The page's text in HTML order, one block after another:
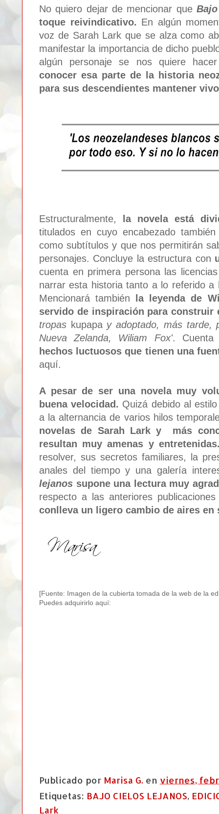
No quiero dejar de mencionar que
toque reivindicativo. En algún
voz de Sarah Lark que se alza como
manifestar la importancia de dicho
algún personaje se nos quiere
conocer esa parte de la historia
para sus descendientes mantener
Estructuralmente, la novela está
titulados en cuyo encabezado
como subtítulos y que nos permitirán
personajes. Concluye la estructura con
cuenta en primera persona las
narrar esta historia tanto a lo referido
Mencionará también la leyenda de
servido de inspiración para construir
tropas kupapay adoptado, más tarde,
Nueva Zelanda, Wiliam Fox'.
hechos luctuosos que tienen una
aquí.
A pesar de ser una novela muy
buena velocidad. Quizá debido al
a la alternancia de varios hilos
novelas de Sarah Lark y más
resultan muy amenas y
resolver, sus secretos familiares, la
anales del tiempo y una galería
lejanos supone una lectura muy
respecto a las anteriores
conlleva un ligero cambio de aires
[Fuente: Imagen de la cubierta tomada de la web de la
Puedes adquirirlo aquí:
Publicado por Marisa G. en viernes,
Etiquetas: BAJO CIELOS LEJANOS,
Lark